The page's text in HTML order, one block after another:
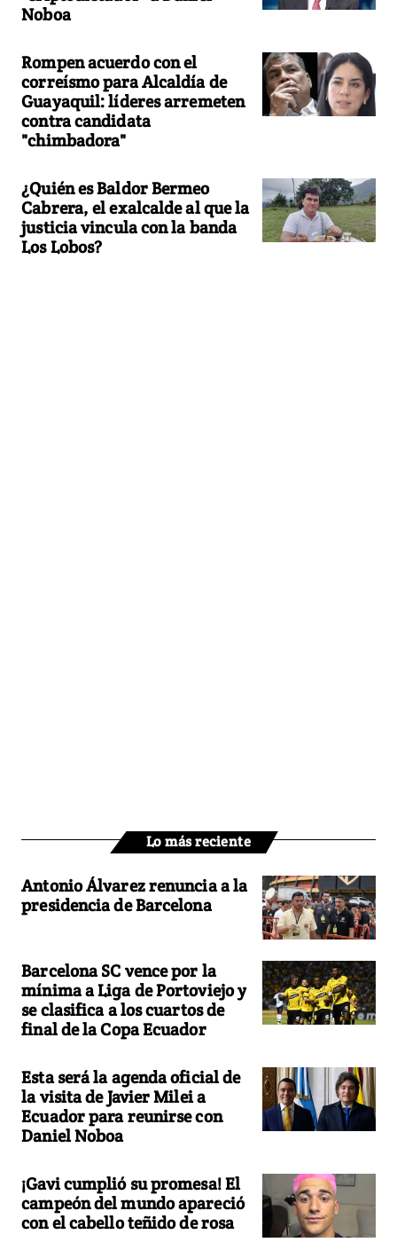
Noboa
Rompen acuerdo con el
correísmo para Alcaldía de
Guayaquil: líderes arremeten
contra candidata
"chimbadora"
¿Quién es Baldor Bermeo
Cabrera, el exalcalde al que la
justicia vincula con la banda
Los Lobos?
Lo más reciente
Antonio Álvarez renuncia a la
presidencia de Barcelona
Barcelona SC vence por la
mínima a Liga de Portoviejo y
se clasifica a los cuartos de
final de la Copa Ecuador
Esta será la agenda oficial de
la visita de Javier Milei a
Ecuador para reunirse con
Daniel Noboa
¡Gavi cumplió su promesa! El
campeón del mundo apareció
con el cabello teñido de rosa